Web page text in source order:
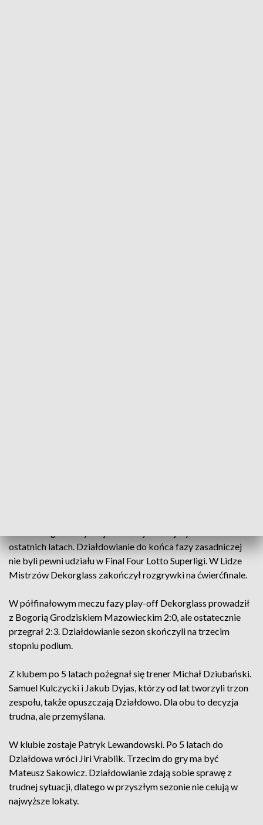
ostatnich latach. Działdowianie do końca fazy zasadniczej
nie byli pewni udziału w Final Four Lotto Superligi. W Lidze
Mistrzów Dekorglass zakończył rozgrywki na ćwierćfinale.
W półfinałowym meczu fazy play-off Dekorglass prowadził
z Bogorią Grodziskiem Mazowieckim 2:0, ale ostatecznie
przegrał 2:3. Działdowianie sezon skończyli na trzecim
stopniu podium.
Z klubem po 5 latach pożegnał się trener Michał Dziubański.
Samuel Kulczycki i Jakub Dyjas, którzy od lat tworzyli trzon
zespołu, także opuszczają Działdowo. Dla obu to decyzja
trudna, ale przemyślana.
W klubie zostaje Patryk Lewandowski. Po 5 latach do
Działdowa wróci Jiri Vrablik. Trzecim do gry ma być
Mateusz Sakowicz. Działdowianie zdają sobie sprawę z
trudnej sytuacji, dlatego w przyszłym sezonie nie celują w
najwyższe lokaty.